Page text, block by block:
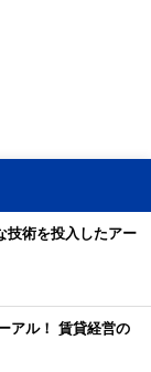
技術を投入したアー
アル！ 賃貸経営の